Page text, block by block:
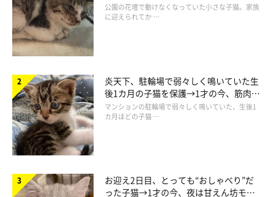
と“姉妹”のような関係に
公園の花壇で動けなくなっていた小さな子猫。家族
に迎えられてか …
炎天下、駐輪場で弱々しく鳴いていた生
後1カ月の子猫を保護→1才の今、筋肉質
でツンデレなコに成長
マンションの駐輪場で弱々しく鳴いていた、生後1
カ月ほどの子猫 …
お迎え2日目、とっても“おしゃべり”だ
った子猫→1才の今、夜は甘えん坊モー